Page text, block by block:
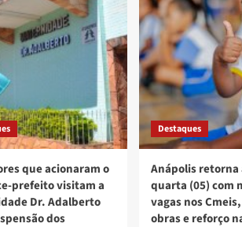
que acionaram o
prefeito visitam a
Dr. Adalberto
dos
Destaques
Anápolis retorna
quarta (05) com
vagas nos
obras e reforço